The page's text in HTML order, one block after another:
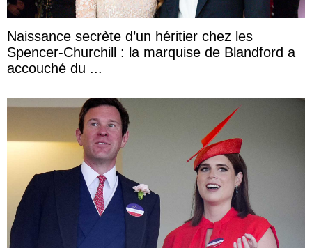
Naissance secrète d’un héritier chez les
Spencer-Churchill : la marquise de Blandford a
accouché du ...